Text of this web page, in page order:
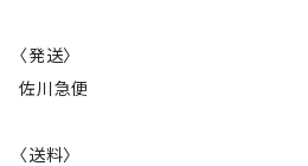
〈発送〉
佐川急便
〈送料〉